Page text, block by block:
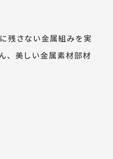
残さない金属組みを実
、美しい金属素材部材